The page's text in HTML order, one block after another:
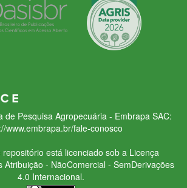
de Pesquisa Agropecuária - Embrapa SAC:
www.embrapa.br/fale-conosco
está licenciado sob a Licença
Atribuição - NãoComercial - SemDerivações
4.0 Internacional.